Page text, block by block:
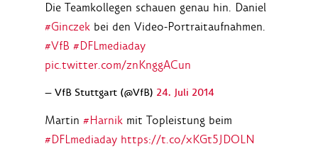
Die Teamkollegen schauen genau hin. Daniel
#Ginczek bei den Video-Portraitaufnahmen.
#VfB #DFLmediaday
pic.twitter.com/znKnggACun
— VfB Stuttgart (@VfB) 24. Juli 2014
Martin #Harnik mit Topleistung beim
#DFLmediaday https://t.co/xKGt5JDOLN